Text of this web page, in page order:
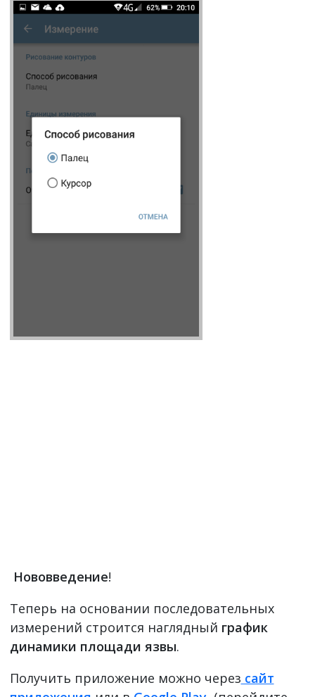
Нововведение!
Теперь на основании последовательных
измерений строится наглядный график
динамики площади язвы.
Получить приложение можно через сайт